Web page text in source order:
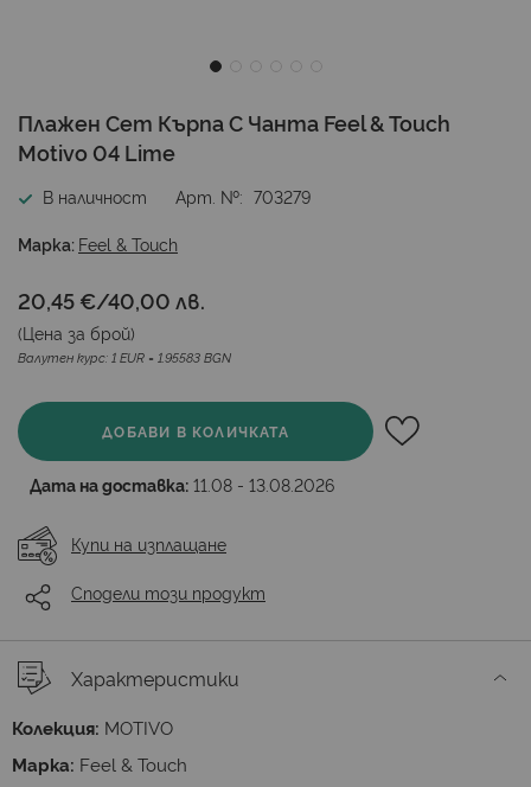
Преминете
към
началото
на
със
снимки
Плажен Сет Кърпа С Чанта Feel & Touch
Motivo 04 Lime
В наличност Арт. № 703279
Марка: Feel & Touch
20,45 €/40,00 лв.
(Цена за брой)
Валутен курс: 1 EUR = 1.95583 BGN
ДОБАВИ В КОЛИЧКАТА
Дата на доставка: 11.08 - 13.08.2026
Купи на изплащане
Сподели този продукт
Характеристики
Колекция: MOTIVO
Марка: Feel & Touch